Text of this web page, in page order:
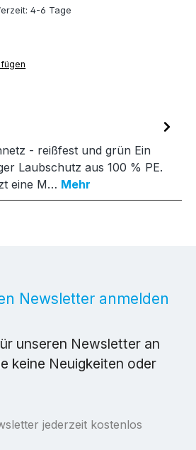
4-6 Tage
- reißfest und grün Ein
Laubschutz aus 100 % PE.
eine M… Mehr
Newsletter anmelden
unseren Newsletter an
keine Neuigkeiten oder
jederzeit kostenlos